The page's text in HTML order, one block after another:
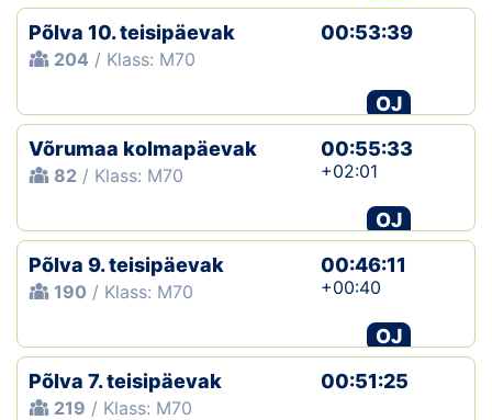
Põlva 10. teisipäevak
204 / Klass: M70
00:53:39
OJ
Võrumaa kolmapäevak
82 / Klass: M70
00:55:33
+02:01
OJ
Põlva 9. teisipäevak
190 / Klass: M70
00:46:11
+00:40
OJ
Põlva 7. teisipäevak
219 / Klass: M70
00:51:25